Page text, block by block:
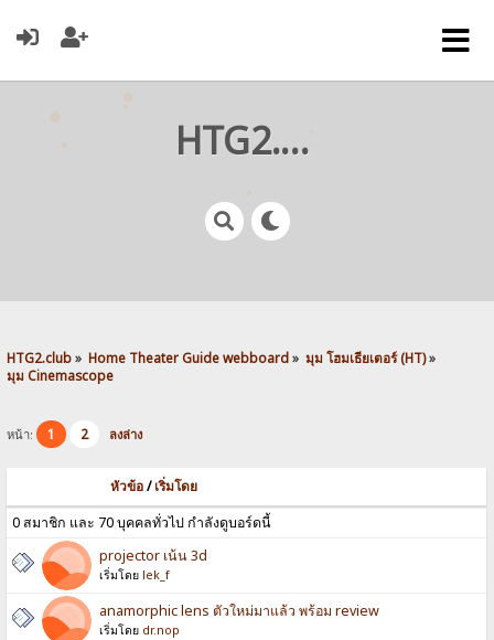
HTG2.club
HTG2.club» Home Theater Guide webboard» มุม โฮมเธียเตอร์ (HT)»
มุม Cinemascope
หน้า: 1 2 ลงล่าง
หัวข้อ/เริ่มโดย
0 สมาชิก และ 70 บุคคลทั่วไป กำลังดูบอร์ดนี้
projector เน้น 3d
เริ่มโดย lek_f
anamorphic lens ตัวใหม่มาแล้ว พร้อม review
เริ่มโดย dr.nop